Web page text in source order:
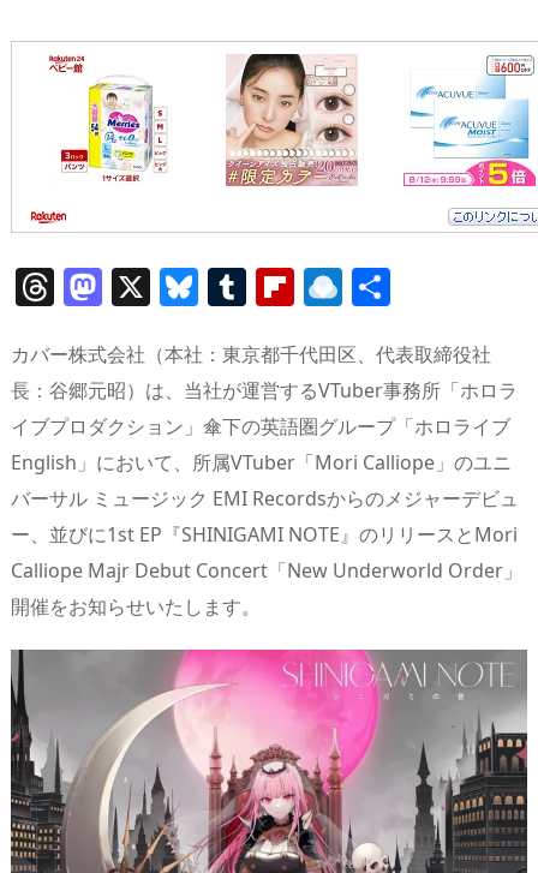
T
re
a
d
s
M
st
o
d
o
n
X Bl
e
sk
y
T
m
bl
r
Fl
b
o
ar
d
R
n
d
ro
p.
io
カバー株式会社（本社：東京都千代田区、代表取締役社
長：谷郷元昭）は、当社が運営するVTuber事務所「ホロラ
イブプロダクション」傘下の英語圏グループ「ホロライブ
English」において、所属VTuber「Mori Calliope」のユニ
バーサル ミュージック EMI Recordsからのメジャーデビュ
ー、並びに1st EP『SHINIGAMI NOTE』のリリースとMori
Calliope Majr Debut Concert「New Underworld Order」
開催をお知らせいたします。